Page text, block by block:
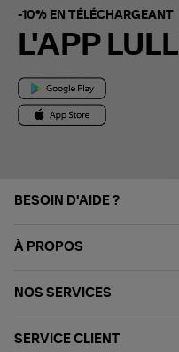
-10% EN TÉLÉCHARGEANT
L'APP LULLI
BESOIN D'AIDE ?
À PROPOS
NOS SERVICES
SERVICE CLIENT